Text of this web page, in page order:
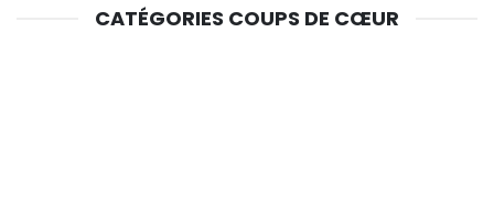
CATÉGORIES COUPS DE CŒUR